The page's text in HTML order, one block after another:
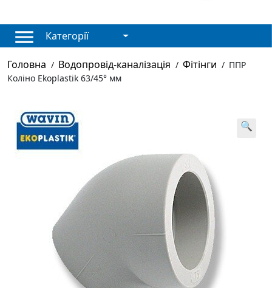
Категорії
Головна / Водопровід-каналізація / Фітінги / ППР
Коліно Ekoplastik 63/45° мм
🔍